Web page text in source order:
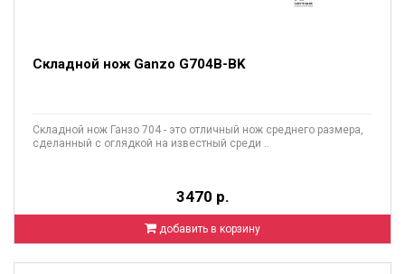
Складной нож Ganzo G704B-BK
Складной нож Ганзо 704 - это отличный нож среднего размера,
сделанный с оглядкой на известный среди ..
3470 р.
добавить в корзину